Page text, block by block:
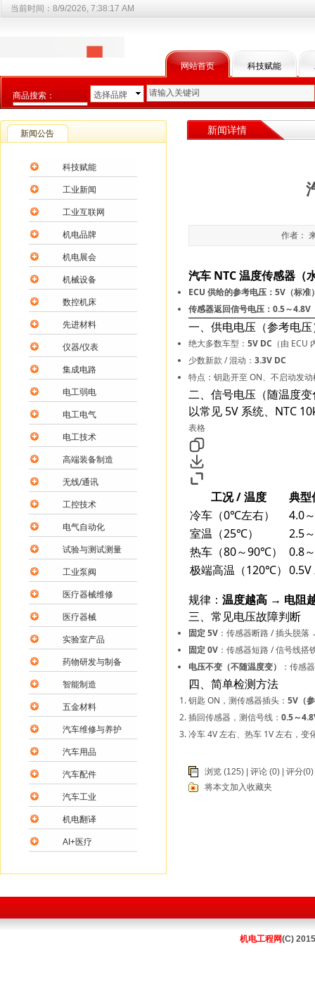
网站首页 科技赋能
当前时间： 8/9/2026, 7:38:17 AM
商品搜索：
选择商品分类
选择品牌
作者：
汽车 NTC 温度传感器（
ECU 供给的参考电压：5V（标准
传感器返回信号电压：0.5～4.8V
一、供电电压（参考电压
绝大多数车型： 5V DC （由 ECU
少数新款 / 混动： 3.3V DC
特点：钥匙开至 ON、不启动发
二、信号电压（随温度
以常见 5V 系统、NTC
表格
工况 / 温度
典型
冷车（0℃左右）
4.0
室温（25℃）
2.5
热车（80～90℃）
0.8
极端高温（120℃） 0.5V
规律： 温度越高 → 电阻
三、常见电压故障判断
固定 5V ：传感器断路 / 插头脱
固定 0V ：传感器短路 / 信号线搭
电压不变（不随温度变）
：传感
四、简单检测方法
钥匙 ON，测传感器插头： 5V（
插回传感器，测信号线： 0.5～
冷车 4V 左右、热车 1V 左右，变
浏览 (125) | 评论 (0) | 评分
将本文加入收藏夹
新闻公告
科技赋能
工业新闻
工业互联网
机电品牌
机电展会
机械设备
数控机床
先进材料
仪器/仪表
集成电路
电工弱电
电工电气
电工技术
高端装备制造
无线/通讯
工控技术
电气自动化
试验与测试测量
工业泵阀
医疗器械维修
医疗器械
实验室产品
药物研发与制备
智能制造
五金材料
汽车维修与养护
汽车用品
汽车配件
汽车工业
机电翻译
AI+医疗
新闻详情
机电工程网(C)